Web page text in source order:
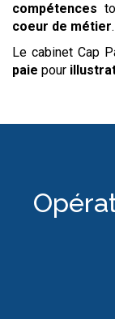
compétences
coeur de métier.
Le cabinet Cap
paie pour